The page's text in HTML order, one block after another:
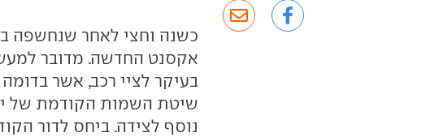
כשנה וחצי לאחר שנחשפה
בעיקר לציי רכב, אשר
נוסף לצידה. ביחס לדור